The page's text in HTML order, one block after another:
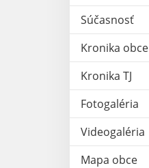
Súčasnosť
Kronika obce
Kronika TJ
Fotogaléria
Videogaléria
Mapa obce